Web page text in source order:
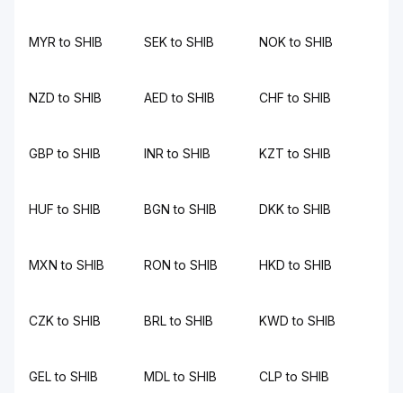
MYR to SHIB SEK to SHIB NOK to SHIB
NZD to SHIB AED to SHIB CHF to SHIB
GBP to SHIB INR to SHIB KZT to SHIB
HUF to SHIB BGN to SHIB DKK to SHIB
MXN to SHIB RON to SHIB HKD to SHIB
CZK to SHIB BRL to SHIB KWD to SHIB
GEL to SHIB MDL to SHIB CLP to SHIB